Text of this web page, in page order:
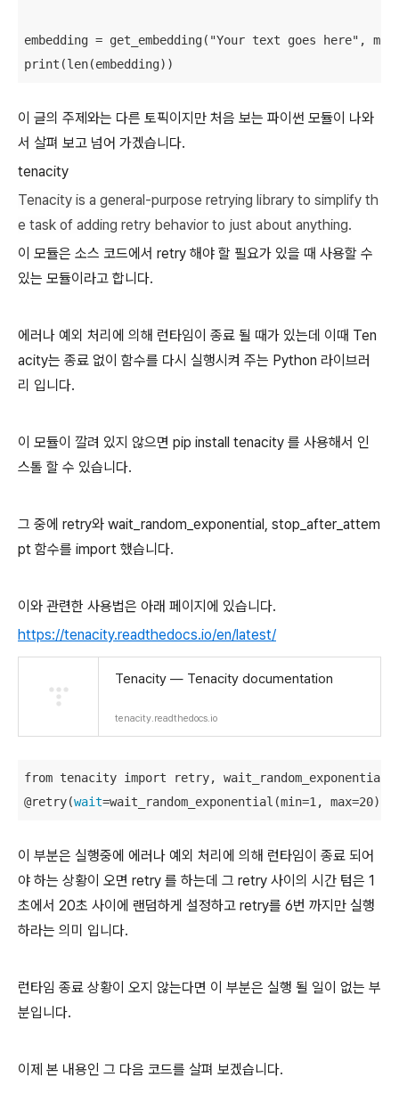
embedding = get_embedding("Your text goes here",
print(len(embedding))
이 글의 주제와는 다른 토픽이지만 처음 보는 파이썬 모듈이 나와
서 살펴 보고 넘어 가겠습니다.
tenacity
Tenacity is a general-purpose retrying library to simplify th
e task of adding retry behavior to just about anything.
이 모듈은 소스 코드에서 retry 해야 할 필요가 있을 때 사용할 수
있는 모듈이라고 합니다.
에러나 예외 처리에 의해 런타임이 종료 될 때가 있는데 이때 Ten
acity는 종료 없이 함수를 다시 실행시켜 주는 Python 라이브러
리 입니다.
이 모듈이 깔려 있지 않으면 pip install tenacity 를 사용해서 인
스톨 할 수 있습니다.
그 중에 retry와 wait_random_exponential, stop_after_attem
pt 함수를 import 했습니다.
이와 관련한 사용법은 아래 페이지에 있습니다.
https://tenacity.readthedocs.io/en/latest/
Tenacity — Tenacity documentation
tenacity.readthedocs.io
from tenacity import retry, wait_random_exponential,
@retry(wait=wait_random_exponential(min=1,
이 부분은 실행중에 에러나 예외 처리에 의해 런타임이 종료 되어
야 하는 상황이 오면 retry 를 하는데 그 retry 사이의 시간 텀은 1
초에서 20초 사이에 랜덤하게 설정하고 retry를 6번 까지만 실행
하라는 의미 입니다.
런타임 종료 상황이 오지 않는다면 이 부분은 실행 될 일이 없는 부
분입니다.
이제 본 내용인 그 다음 코드를 살펴 보겠습니다.